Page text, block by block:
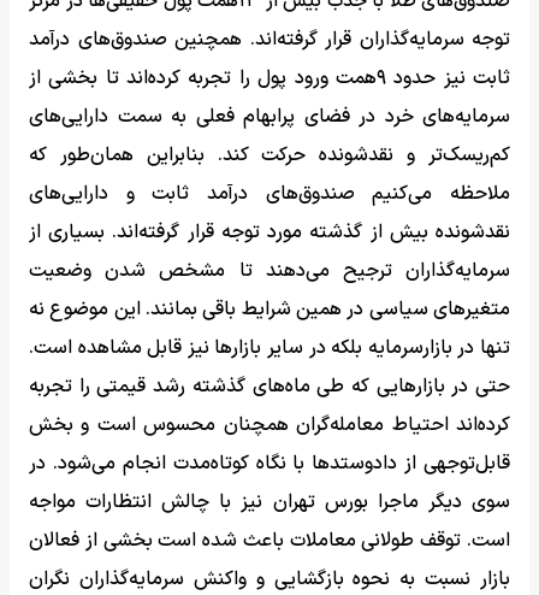
توجه سرمایه‌گذاران قرار گرفته‌اند. همچنین صندوق‌های درآمد
ثابت نیز حدود ۹همت ورود پول را تجربه کرده‌اند تا بخشی از
سرمایه‌های خرد در فضای پرابهام فعلی به سمت دارایی‌های
کم‌ریسک‌تر و نقدشونده حرکت کند. بنابراین همان‌طور که
ملاحظه می‌کنیم صندوق‌های درآمد ثابت و دارایی‌های
نقدشونده بیش از گذشته مورد توجه قرار گرفته‌اند. بسیاری از
سرمایه‌گذاران ترجیح می‌دهند تا مشخص شدن وضعیت
متغیرهای سیاسی در همین شرایط باقی بمانند. این موضوع نه
تنها در بازارسرمایه بلکه در سایر بازارها نیز قابل مشاهده است.
حتی در بازارهایی که طی ماه‌های گذشته رشد قیمتی را تجربه
کرده‌اند احتیاط معامله‌گران همچنان محسوس است و بخش
قابل‌توجهی از دادوستدها با نگاه کوتاه‌مدت انجام می‌شود. در
سوی دیگر ماجرا بورس تهران نیز با چالش انتظارات مواجه
است. توقف طولانی معاملات باعث شده است بخشی از فعالان
بازار نسبت به نحوه بازگشایی و واکنش سرمایه‌گذاران نگران